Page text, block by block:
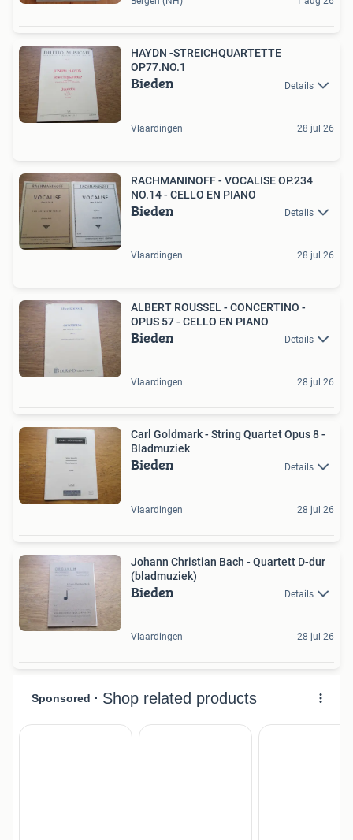
HAYDN -STREICHQUARTETTE
OP77.NO.1
Bieden Details
Vlaardingen 28 jul 26
RACHMANINOFF - VOCALISE OP.234
NO.14 - CELLO EN PIANO
Bieden Details
Vlaardingen 28 jul 26
ALBERT ROUSSEL - CONCERTINO -
OPUS 57 - CELLO EN PIANO
Bieden Details
Vlaardingen 28 jul 26
Carl Goldmark - String Quartet Opus 8 -
Bladmuziek
Bieden Details
Vlaardingen 28 jul 26
Johann Christian Bach - Quartett D-dur
(bladmuziek)
Bieden Details
Vlaardingen 28 jul 26